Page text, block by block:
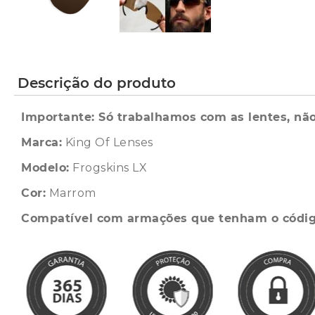
Descrição do produto
Importante: Só trabalhamos com as lentes,
Marca: King Of Lenses
Modelo: Frogskins LX
Cor: Marrom
Compatível com armações que tenham o